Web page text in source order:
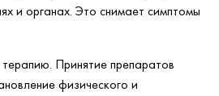
и органах. Это снимает симптомы
Принятие препаратов
физического и